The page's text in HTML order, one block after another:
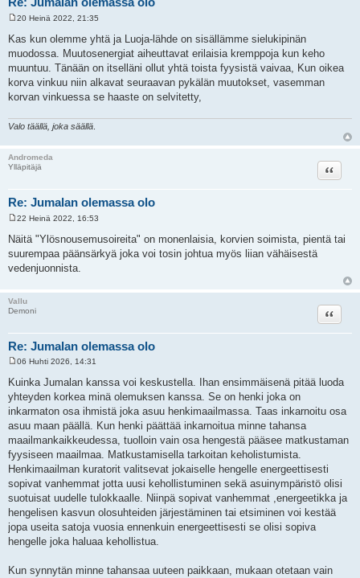
e
s
i
20 Heinä 2022, 21:35
Kas kun olemme yhtä ja Luoja-lähde on sisällämme sielukipinän
muodossa. Muutosenergiat aiheuttavat erilaisia kremppoja kun keho
muuntuu. Tänään on itselläni ollut yhtä toista fyysistä vaivaa, Kun oikea
korva vinkuu niin alkavat seuraavan pykälän muutokset, vasemman
korvan vinkuessa se haaste on selvitetty,
Valo täällä, joka säällä
Andromeda
Ylläpitäjä
Re: Jumalan olemassa olo
Lainaa
i
e
s
i
22 Heinä 2022, 16:53
Näitä "Ylösnousemusoireita" on monenlaisia, korvien soimista, pientä tai
suurempaa päänsärkyä joka voi tosin johtua myös liian vähäisestä
vedenjuonnista.
Vallu
Demoni
Re: Jumalan olemassa olo
Lainaa
e
s
t
i
06 Huhti 2026, 14:31
Kuinka Jumalan kanssa voi keskustella. Ihan ensimmäisenä pitää luoda
yhteyden korkea minä olemuksen kanssa. Se on henki joka on
inkarmaton osa ihmistä joka asuu henkimaailmassa. Taas inkarnoitu osa
asuu maan päällä. Kun henki päättää inkarnoitua minne tahansa
maailmankaikkeudessa, tuolloin vain osa hengestä pääsee matkustaman
fyysiseen maailmaa. Matkustamisella tarkoitan keholistumista.
Henkimaailman kuratorit valitsevat jokaiselle hengelle energeettisesti
sopivat vanhemmat jotta uusi kehollistuminen sekä asuinympäristö olisi
suotuisat uudelle tulokkaalle. Niinpä sopivat vanhemmat ,energeetikka ja
hengelisen kasvun olosuhteiden järjestäminen tai etsiminen voi kestää
jopa useita satoja vuosia ennenkuin energeettisesti se olisi sopiva
hengelle joka haluaa kehollistua.
Kun synnytän minne tahansaa uuteen paikkaan, mukaan otetaan vain